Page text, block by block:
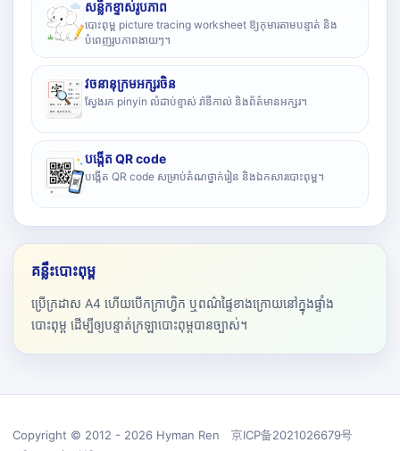
សន្លឹកខ្ទាស់រូបភាព
បោះពុម្ព picture tracing worksheet ឱ្យកុមារតាមបន្ទាត់ និង
បំពេញរូបភាពងាយៗ។
វចនានុក្រមអក្សរចិន
ស្វែងរក pinyin លំដាប់ខ្ទាស់ រ៉ាឌីកាល់ និងព័ត៌មានអក្សរ។
បង្កើត QR code
បង្កើត QR code សម្រាប់តំណថ្នាក់រៀន និងឯកសារបោះពុម្ព។
គន្លឹះបោះពុម្ព
ប្រើក្រដាស A4 ហើយបើកក្រាហ្វិក ឬពណ៌ផ្ទៃខាងក្រោយនៅក្នុងផ្ទាំង
បោះពុម្ព ដើម្បីឲ្យបន្ទាត់ក្រឡាបោះពុម្ពបានច្បាស់។
Copyright © 2012 - 2026 Hyman Ren 京ICP备2021026679号